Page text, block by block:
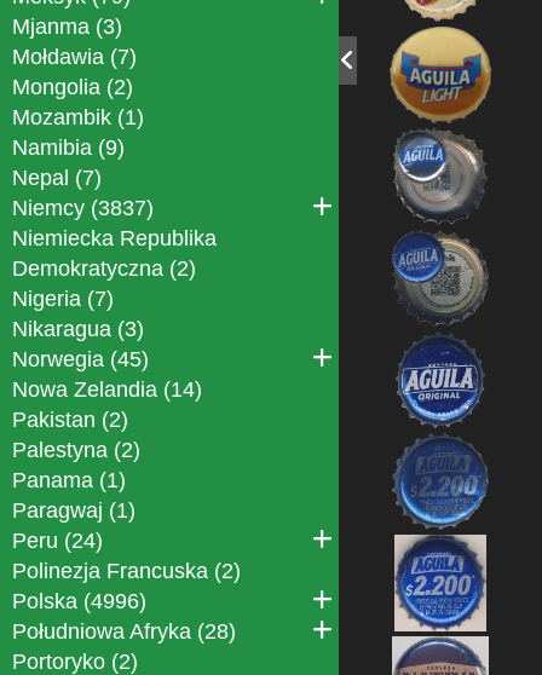
Mjanma (3)
Mołdawia (7)
Mongolia (2)
Mozambik (1)
Namibia (9)
Nepal (7)
Niemcy (3837)
Niemiecka Republika
Demokratyczna (2)
Nigeria (7)
Nikaragua (3)
Norwegia (45)
Nowa Zelandia (14)
Pakistan (2)
Palestyna (2)
Panama (1)
Paragwaj (1)
Peru (24)
Polinezja Francuska (2)
Polska (4996)
Południowa Afryka (28)
Portoryko (2)